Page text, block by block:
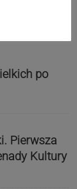
po
Pierwsza
Kultury